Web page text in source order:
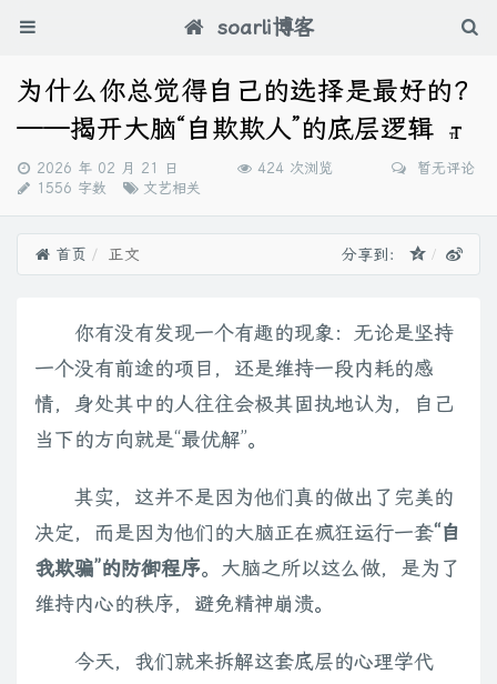
soarli博客
为什么你总觉得自己的选择是最好的？
——揭开大脑“自欺欺人”的底层逻辑
发
布
2026 年 02 月 21 日 424 次浏览
暂无评论
1556 字数
分
文艺相关
首页 正文 分享到：
你有没有发现一个有趣的现象：无论是坚持
一个没有前途的项目，还是维持一段内耗的感
情，身处其中的人往往会极其固执地认为，自己
当下的方向就是“最优解”。
其实，这并不是因为他们真的做出了完美的
决定，而是因为他们的大脑正在疯狂运行一套“自
我欺骗”的防御程序。大脑之所以这么做，是为了
维持内心的秩序，避免精神崩溃。
今天，我们就来拆解这套底层的心理学代